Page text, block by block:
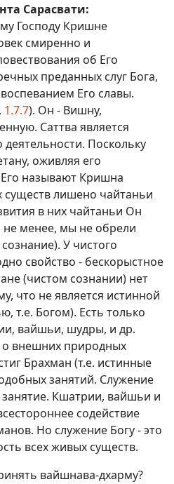
Сарасвати:
Господу Кришне
смиренно и
об Его
преданных слуг Бога,
Его славы.
1.7.7). Он - Вишну,
Саттва является
Поскольку
оживляя его
называют Кришна
лишено чайтаньи
в них чайтаньи Он
не менее, мы не обрели
У чистого
свойство - бескорыстное
(чистом сознании) нет
что не является истинной
т.е. Богом). Есть только
вайшьи, шудры, и др.
внешних природных
Брахман (т.е. истинные
занятий. Служение
Кшатрии, вайшьи и
содействие
Но служение Богу - это
всех живых существ.
вайшнава-дхарму?